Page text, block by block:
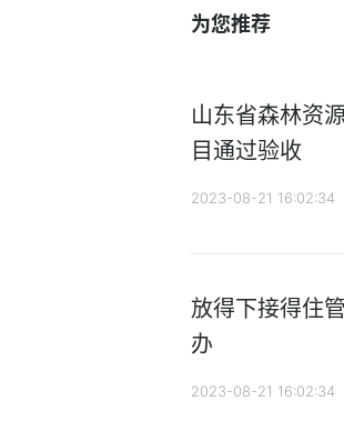
为您推荐
山东省森林资
目通过验收
2023-08-21 16:02:34
放得下接得住
办
2023-08-21 16:02:34